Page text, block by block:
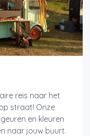
reis naar het
straat! Onze
en kleuren
naar jouw buurt.